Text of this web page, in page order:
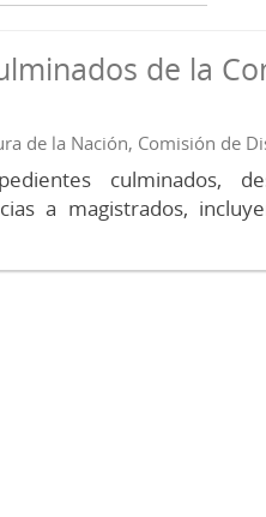
de la
de la Nación, Comisión de
culminados,
a magistrados,